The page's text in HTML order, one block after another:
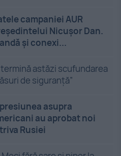
campaniei AUR
Nicușor Dan.
și conexi...
termină astăzi scufundarea
de siguranţă”
asupra
au aprobat noi
Rusiei